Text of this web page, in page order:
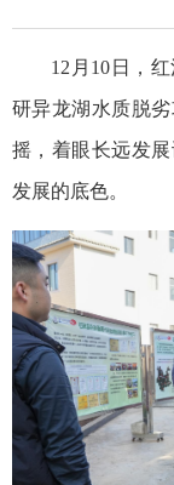
12月10日，
研异龙湖水质脱
摇，着眼长远发
发展的底色。